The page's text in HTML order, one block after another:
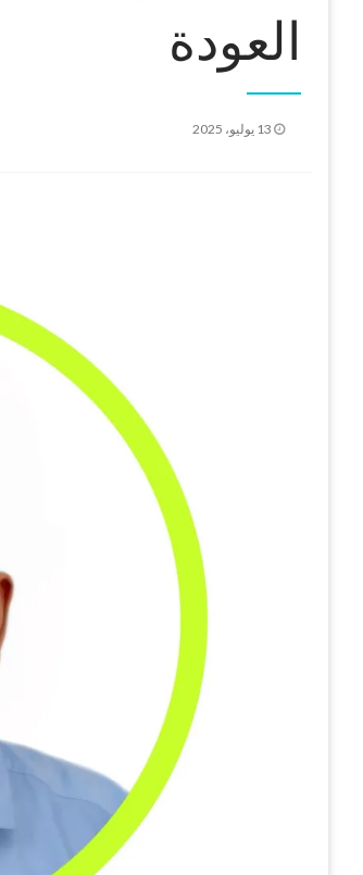
العودة
نُشر
13 يوليو، 2025